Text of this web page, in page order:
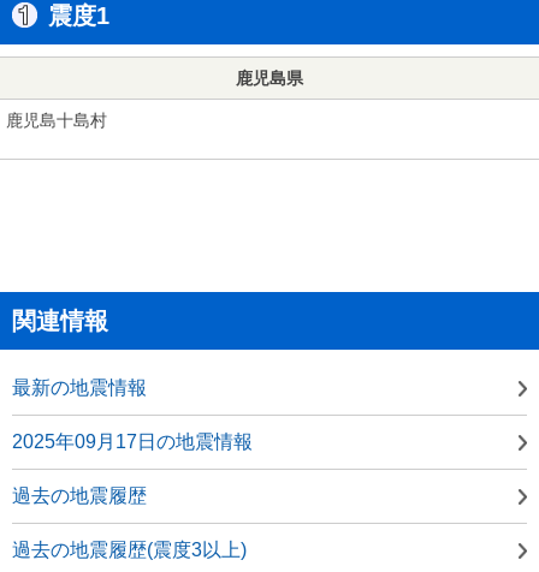
震度1
鹿児島県
鹿児島十島村
関連情報
最新の地震情報
2025年09月17日の地震情報
過去の地震履歴
過去の地震履歴(震度3以上)